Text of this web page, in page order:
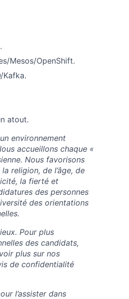
Mesos/OpenShift.
Kafka.
atout.
environnement
accueillons chaque «
Nous favorisons
religion, de l’âge, de
la fierté et
des personnes
des orientations
Pour plus
des candidats,
plus sur nos
de confidentialité
l’assister dans